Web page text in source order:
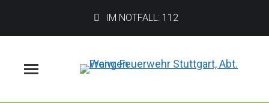
IM NOTFALL: 112